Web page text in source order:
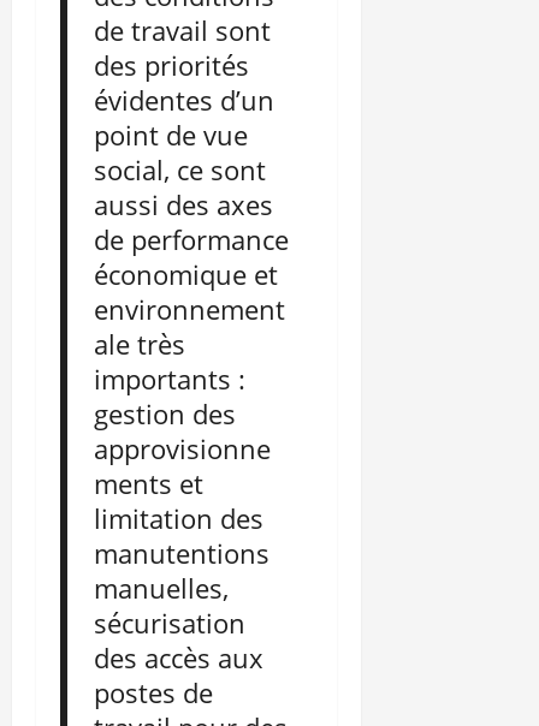
de travail sont
des priorités
évidentes d’un
point de vue
social, ce sont
aussi des axes
de performance
économique et
environnement
ale très
importants :
gestion des
approvisionne
ments et
limitation des
manutentions
manuelles,
sécurisation
des accès aux
postes de